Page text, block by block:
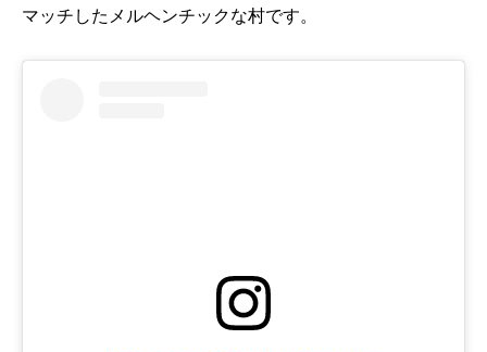
マッチしたメルヘンチックな村です。